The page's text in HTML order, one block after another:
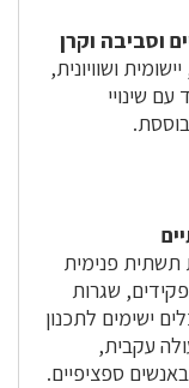
וסביבה וקרן
ושוויונית,
שינויי
תשתית פנימית
שגרות
ישימים לתכנון
עקבית,
ספציפיים.